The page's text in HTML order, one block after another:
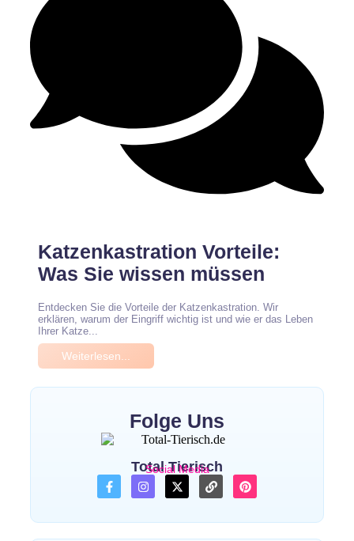
Katzenkastration Vorteile:
Was Sie wissen müssen
Entdecken Sie die Vorteile der Katzenkastration. Wir
erklären, warum der Eingriff wichtig ist und wie er das Leben
Ihrer Katze...
Weiterlesen...
Folge Uns
Total Tierisch
Social Media